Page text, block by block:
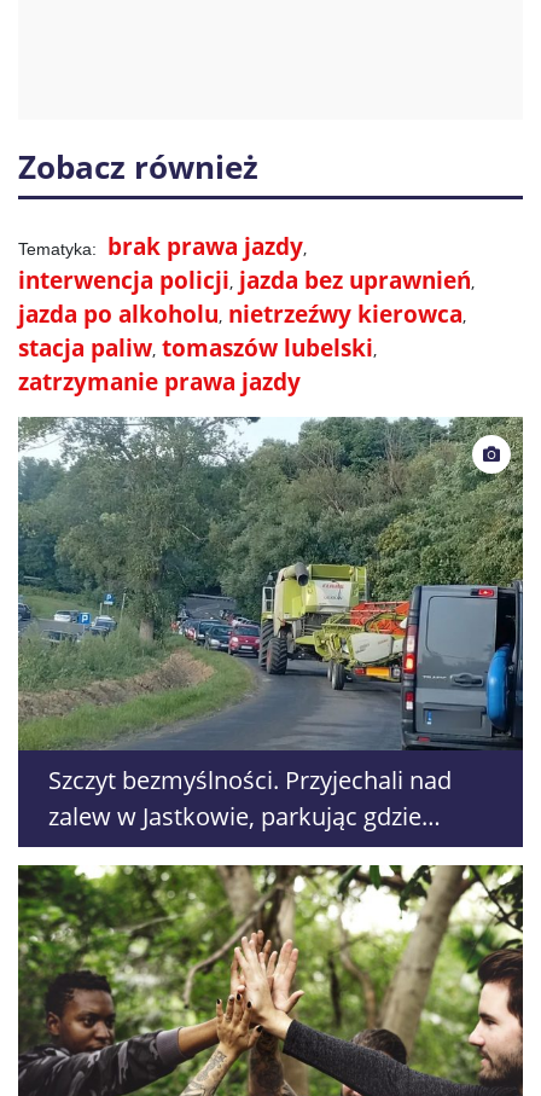
Zobacz również
brak prawa jazdy
interwencja policji jazda bez uprawnień
jazda po alkoholu nietrzeźwy kierowca
stacja paliw tomaszów lubelski
zatrzymanie prawa jazdy
Szczyt bezmyślności. Przyjechali nad
zalew w Jastkowie, parkując gdzie
popadnie zablokowali drogę